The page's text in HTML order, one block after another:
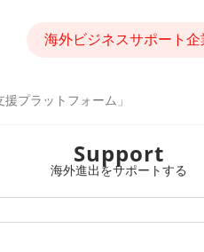
プラットフォーム」
海外ビジネスサポート企
Support
海外進出をサポートする